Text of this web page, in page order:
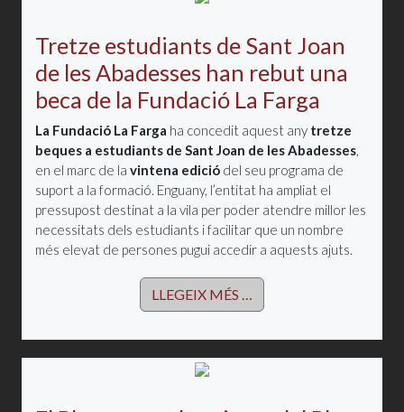
Tretze estudiants de Sant Joan
de les Abadesses han rebut una
beca de la Fundació La Farga
La Fundació La Farga ha concedit aquest any tretze
beques a estudiants de Sant Joan de les Abadesses,
en el marc de la vintena edició del seu programa de
suport a la formació. Enguany, l’entitat ha ampliat el
pressupost destinat a la vila per poder atendre millor les
necessitats dels estudiants i facilitar que un nombre
més elevat de persones pugui accedir a aquests ajuts.
LLEGEIX MÉS …